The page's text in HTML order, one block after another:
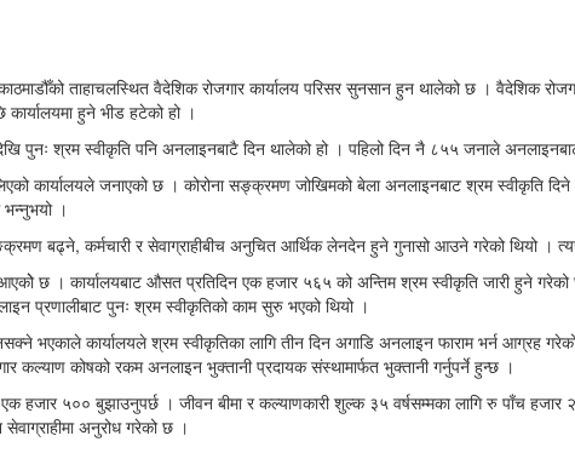
ताहाचलस्थित वैदेशिक रोजगार कार्यालय परिसर सुनसान हुन थालेको छ । वैदेशिक
हुने भीड हटेको हो ।
पुनः श्रम स्वीकृति पनि अनलाइनबाटै दिन थालेको हो । पहिलो दिन नै ८५५ जनाले
कार्यालयले जनाएको छ । कोरोना सङ्क्रमण जोखिमको बेला अनलाइनबाट श्रम स्वीकृति दिने
।
बढ्ने, कर्मचारी र सेवाग्राहीबीच अनुचित आर्थिक लेनदेन हुने गुनासो आउने गरेको थियो । त्यस्तै
छ । कार्यालयबाट औसत प्रतिदिन एक हजार ५६५ को अन्तिम श्रम स्वीकृति जारी हुने
प्रणालीबाट पुनः श्रम स्वीकृतिको काम सुरु भएको थियो ।
भएकाले कार्यालयले श्रम स्वीकृतिका लागि तीन दिन अगाडि अनलाइन फाराम भर्न आग्रह
कल्याण कोषको रकम अनलाइन भुक्तानी प्रदायक संस्थामार्फत भुक्तानी गर्नुपर्ने हुन्छ ।
हजार ५०० बुझाउनुपर्छ । जीवन बीमा र कल्याणकारी शुल्क ३५ वर्षसम्मका लागि रु पाँच
अनुरोध गरेको छ ।